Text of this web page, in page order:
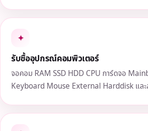
✦
รับซื้ออุปกรณ์คอมพิวเตอร์
จอคอม RAM SSD HDD CPU การ์ดจอ
Keyboard Mouse External Harddisk และ